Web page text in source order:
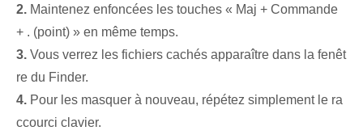
2. Maintenez enfoncées les touches « Maj + Commande
+ . (point) » en même temps.
3. Vous verrez les fichiers cachés apparaître dans la fenêt
re du Finder.
4. Pour les masquer à nouveau, répétez simplement le ra
ccourci clavier.